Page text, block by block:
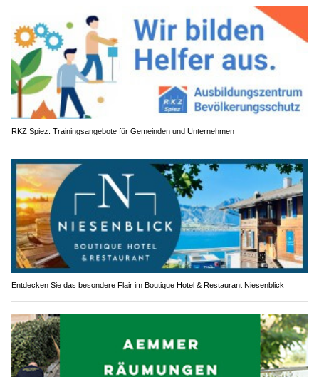
RKZ Spiez: Trainingsangebote für Gemeinden und Unternehmen
Entdecken Sie das besondere Flair im Boutique Hotel & Restaurant Niesenblick